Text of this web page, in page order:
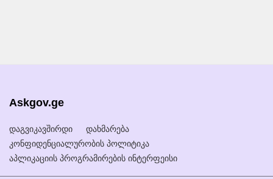
Askgov.ge
დაგვიკავშირდი
დახმარება
კონფიდენციალურობის პოლიტიკა
აპლიკაციის პროგრამირების ინტერფეისი